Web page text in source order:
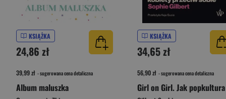
KSIĄŻKA
24,86 zł
39,99 zł - sugerowana cena detaliczna
Album maluszka
KSIĄŻKA
34,65 zł
56,90 zł - sugerowana cena detaliczna